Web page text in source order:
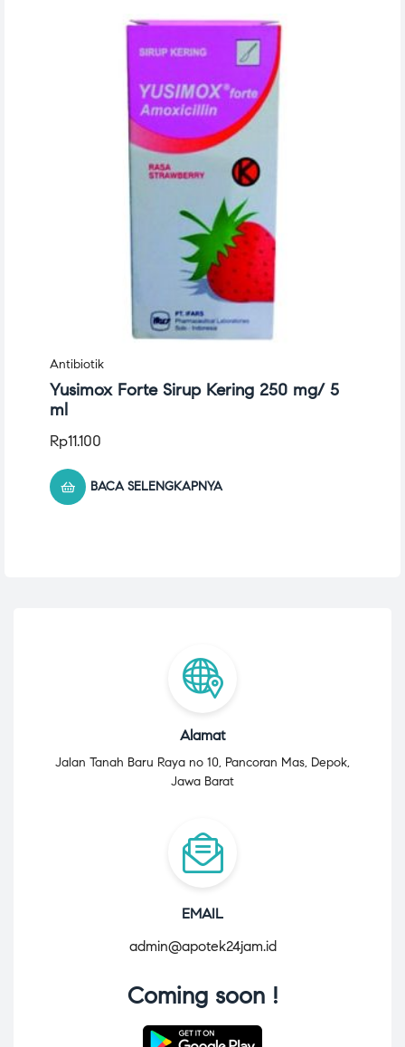
Antibiotik
Yusimox Forte Sirup Kering 250 mg/ 5
ml
Rp11.100
BACA SELENGKAPNYA
Alamat
Jalan Tanah Baru Raya no 10, Pancoran Mas, Depok,
Jawa Barat
EMAIL
admin@apotek24jam.id
Coming soon !